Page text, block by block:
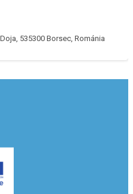
535300 Borsec, Románia